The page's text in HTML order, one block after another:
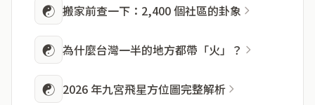
☯ 搬家前查一下：2,400 個社區的卦象
☯ 為什麼台灣一半的地方都帶「火」？
☯ 2026 年九宮飛星方位圖完整解析